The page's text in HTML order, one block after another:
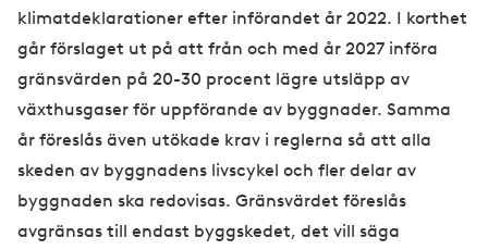
klimatdeklarationer efter införandet år 2022. I korthet
går förslaget ut på att från och med år 2027 införa
gränsvärden på 20-30 procent lägre utsläpp av
växthusgaser för uppförande av byggnader. Samma
år föreslås även utökade krav i reglerna så att alla
skeden av byggnadens livscykel och fler delar av
byggnaden ska redovisas. Gränsvärdet föreslås
avgränsas till endast byggskedet, det vill säga